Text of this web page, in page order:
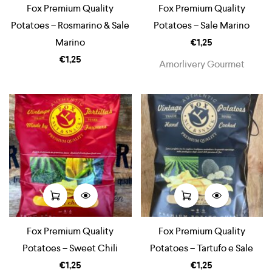
Fox Premium Quality
Potatoes – Rosmarino & Sale
Marino
€1,25
Fox Premium Quality
Potatoes – Sale Marino
€1,25
Amorlivery Gourmet
Fox Premium Quality
Potatoes – Sweet Chili
€1,25
Fox Premium Quality
Potatoes – Tartufo e Sale
€1,25